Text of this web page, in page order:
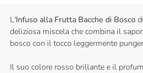
L'Infuso alla Frutta Bacche di Bosco
deliziosa miscela che combina il
bosco con il tocco leggermente
Il suo colore rosso brillante e il